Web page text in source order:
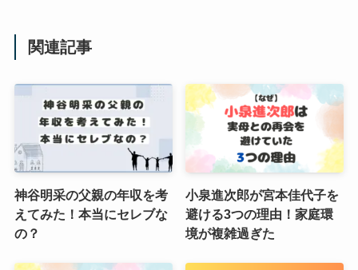
関連記事
神谷明采の父親の年収を考
えてみた！本当にセレブな
の？
小泉進次郎が宮本佳代子を
避ける3つの理由！家庭環
境が複雑過ぎた